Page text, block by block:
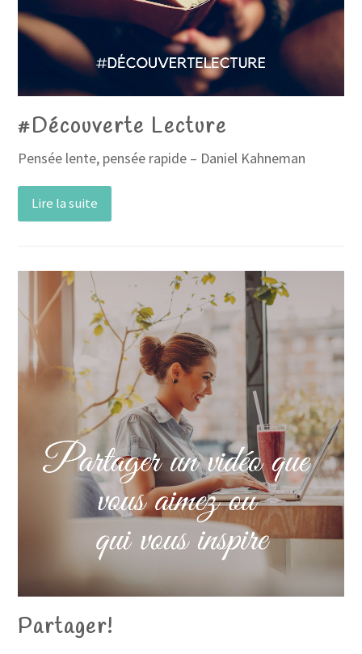
#Découverte Lecture
Pensée lente, pensée rapide – Daniel Kahneman
Lire la suite
Partager!